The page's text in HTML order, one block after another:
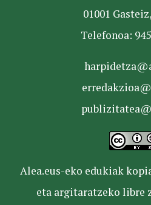
01001
Telefonoa:
Alea.eus-eko edukiak
eta argitaratzeko libre